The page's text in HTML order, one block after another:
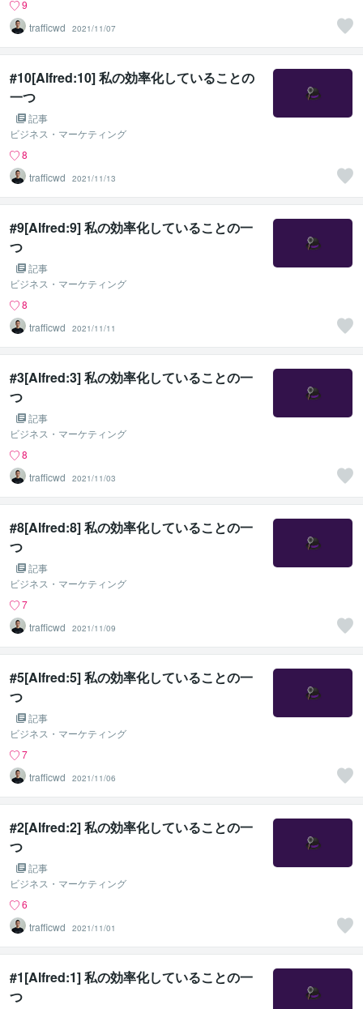
9
trafficwd
2021/11/07
#10[Alfred:10] 私の効率化していることの
一つ
記事
ビジネス・マーケティング
8
trafficwd
2021/11/13
#9[Alfred:9] 私の効率化していることの一
つ
記事
ビジネス・マーケティング
8
trafficwd
2021/11/11
#3[Alfred:3] 私の効率化していることの一
つ
記事
ビジネス・マーケティング
8
trafficwd
2021/11/03
#8[Alfred:8] 私の効率化していることの一
つ
記事
ビジネス・マーケティング
7
trafficwd
2021/11/09
#5[Alfred:5] 私の効率化していることの一
つ
記事
ビジネス・マーケティング
7
trafficwd
2021/11/06
#2[Alfred:2] 私の効率化していることの一
つ
記事
ビジネス・マーケティング
6
trafficwd
2021/11/01
#1[Alfred:1] 私の効率化していることの一
つ